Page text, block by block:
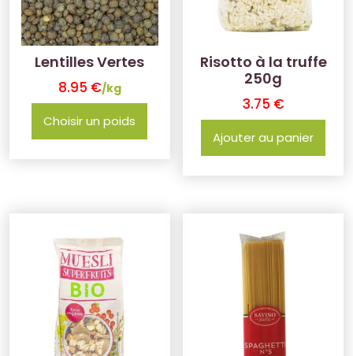
Lentilles Vertes
8.95 €/kg
Choisir un poids
Risotto à la truffe
250g
3.75 €
Ajouter au panier